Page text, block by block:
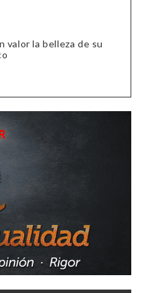
valor la belleza de su